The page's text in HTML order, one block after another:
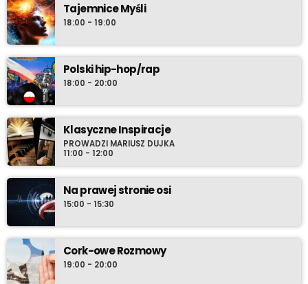
Tajemnice Myśli
18:00 - 19:00
Polski hip-hop/rap
18:00 - 20:00
Klasyczne Inspiracje
PROWADZI MARIUSZ DUJKA
11:00 - 12:00
Na prawej stronie osi
15:00 - 15:30
Cork-owe Rozmowy
19:00 - 20:00